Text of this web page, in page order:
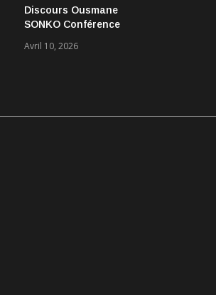
Discours Ousmane
SONKO Conférence
Avril 10, 2026